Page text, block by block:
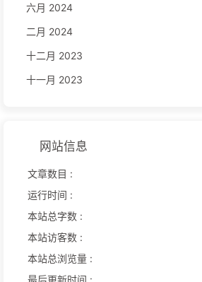
六月 2024
二月 2024
十二月 2023
十一月 2023
网站信息
文章数目 :
运行时间 :
本站总字数 :
本站访客数 :
本站总浏览量 :
最后更新时间 :